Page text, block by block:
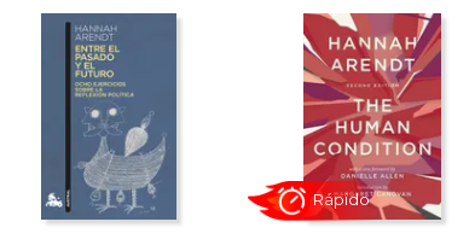
15%
dcto.
15%
dcto.